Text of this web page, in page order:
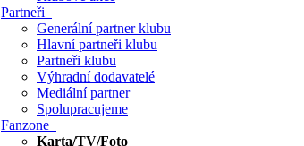
Partneři
Generální partner klubu
Hlavní partneři klubu
Partneři klubu
Výhradní dodavatelé
Mediální partner
Spolupracujeme
Fanzone
Karta/TV/Foto